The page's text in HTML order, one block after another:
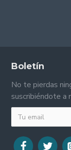
Boletín
No te pierdas
suscribiéndote a